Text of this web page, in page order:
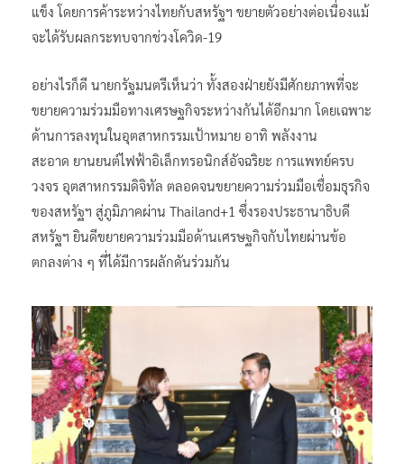
แข็ง โดยการค้าระหว่างไทยกับสหรัฐฯ ขยายตัวอย่างต่อเนื่องแม้
จะได้รับผลกระทบจากช่วงโควิด-19
อย่างไรก็ดี นายกรัฐมนตรีเห็นว่า ทั้งสองฝ่ายยังมีศักยภาพที่จะ
ขยายความร่วมมือทางเศรษฐกิจระหว่างกันได้อีกมาก โดยเฉพาะ
ด้านการลงทุนในอุตสาหกรรมเป้าหมาย อาทิ พลังงาน
สะอาด ยานยนต์ไฟฟ้าอิเล็กทรอนิกส์อัจฉริยะ การแพทย์ครบ
วงจร อุตสาหกรรมดิจิทัล ตลอดจนขยายความร่วมมือเชื่อมธุรกิจ
ของสหรัฐฯ สู่ภูมิภาคผ่าน Thailand+1 ซึ่งรองประธานาธิบดี
สหรัฐฯ ยินดีขยายความร่วมมือด้านเศรษฐกิจกับไทยผ่านข้อ
ตกลงต่าง ๆ ที่ได้มีการผลักดันร่วมกัน